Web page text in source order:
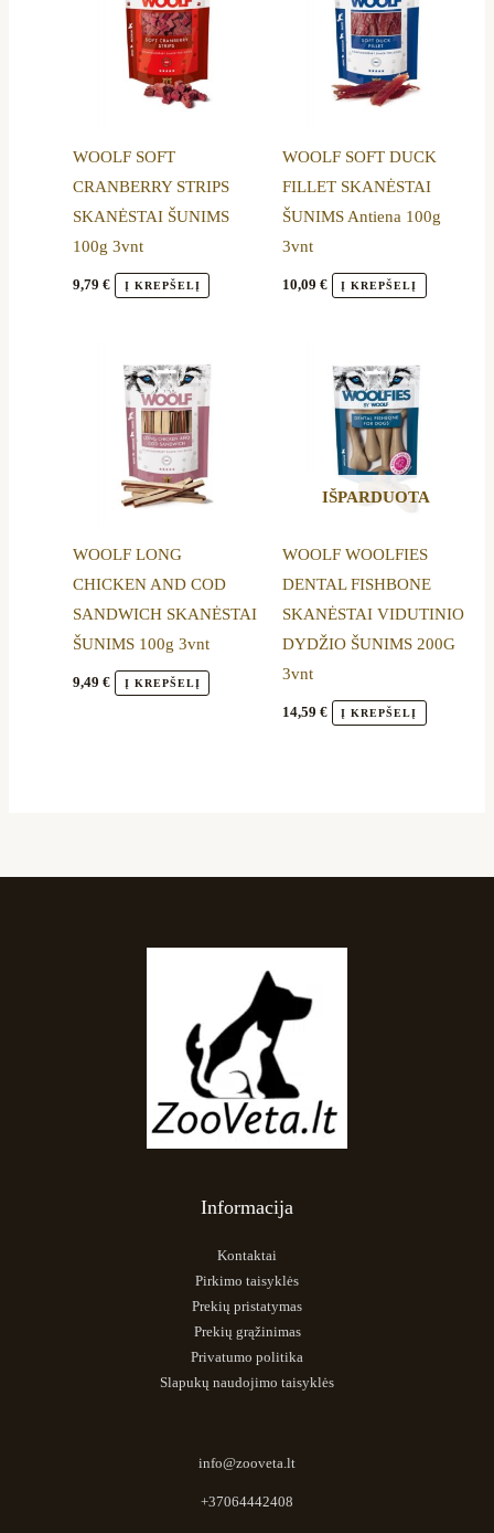
WOOLF SOFT
CRANBERRY STRIPS
SKANĖSTAI ŠUNIMS
100g 3vnt
9,79€ Į KREPŠELĮ
WOOLF SOFT DUCK
FILLET SKANĖSTAI
ŠUNIMS Antiena 100g
3vnt
10,09 € Į KREPŠELĮ
WOOLF LONG
CHICKEN AND COD
SANDWICH SKANĖSTAI
ŠUNIMS 100g 3vnt
9,49€ Į KREPŠELĮ
IŠPARDUOTA
WOOLF WOOLFIES
DENTAL FISHBONE
SKANĖSTAI VIDUTINIO
DYDŽIO ŠUNIMS 200G
3vnt
14,59 € Į KREPŠELĮ
Informacija
Kontaktai
Pirkimo taisyklės
Prekių pristatymas
Prekių grąžinimas
Privatumo politika
Slapukų naudojimo taisyklės
info@zooveta.lt
+37064442408